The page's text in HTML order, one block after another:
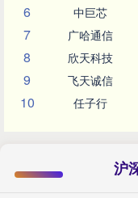
6 中巨芯
7 广哈通信
8 欣天科技
9 飞天诚信
10 任子行
沪